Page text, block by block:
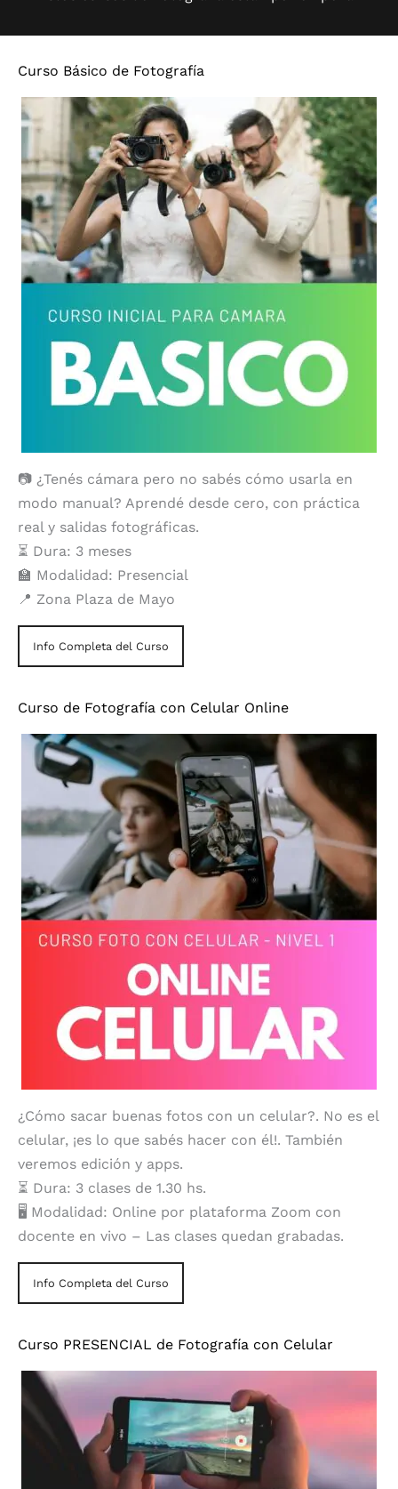
Curso Básico de Fotografía
📷 ¿Tenés cámara pero no sabés cómo usarla en
modo manual? Aprendé desde cero, con práctica
real y salidas fotográficas.
⏳ Dura: 3 meses
🏫 Modalidad: Presencial
📍 Zona Plaza de Mayo
Info Completa del Curso
Curso de Fotografía con Celular Online
¿Cómo sacar buenas fotos con un celular?. No es el
celular, ¡es lo que sabés hacer con él!. También
veremos edición y apps.
⏳ Dura: 3 clases de 1.30 hs.
🖥️ Modalidad: Online por plataforma Zoom con
docente en vivo – Las clases quedan grabadas.
Info Completa del Curso
Curso PRESENCIAL de Fotografía con Celular